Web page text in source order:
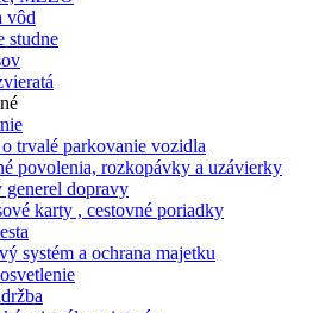
vôd
studne
trvalé parkovanie vozidla
povolenia, rozkopávky a uzávierky
generel dopravy
karty , cestovné poriadky
systém a ochrana majetku